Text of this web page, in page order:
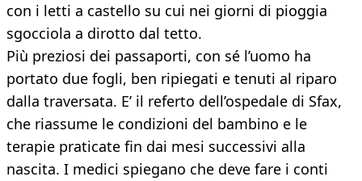
con i letti a castello su cui nei giorni di pioggia
sgocciola a dirotto dal tetto.
Più preziosi dei passaporti, con sé l’uomo ha
portato due fogli, ben ripiegati e tenuti al riparo
dalla traversata. E’ il referto dell’ospedale di Sfax,
che riassume le condizioni del bambino e le
terapie praticate fin dai mesi successivi alla
nascita. I medici spiegano che deve fare i conti